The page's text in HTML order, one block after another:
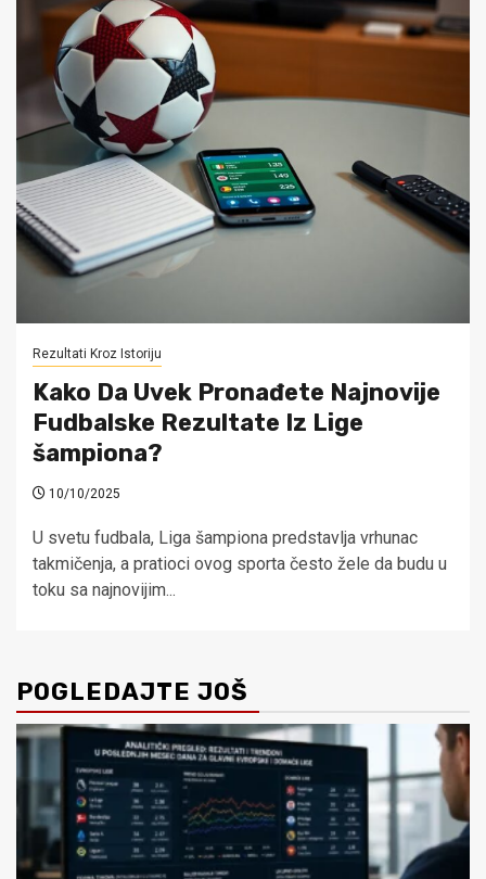
Rezultati Kroz Istoriju
Kako Da Uvek Pronađete Najnovije
Fudbalske Rezultate Iz Lige
šampiona?
10/10/2025
U svetu fudbala, Liga šampiona predstavlja vrhunac
takmičenja, a pratioci ovog sporta često žele da budu u
toku sa najnovijim...
POGLEDAJTE JOŠ